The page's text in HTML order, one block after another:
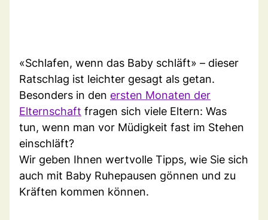
«Schlafen, wenn das Baby schläft» – dieser
Ratschlag ist leichter gesagt als getan.
Besonders in den ersten Monaten der
Elternschaft fragen sich viele Eltern: Was
tun, wenn man vor Müdigkeit fast im Stehen
einschläft?
Wir geben Ihnen wertvolle Tipps, wie Sie sich
auch mit Baby Ruhepausen gönnen und zu
Kräften kommen können.